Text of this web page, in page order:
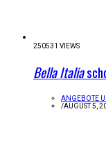
250531 VIEWS
Bella Italia
ANGEBOTE
/AUGUST 5,